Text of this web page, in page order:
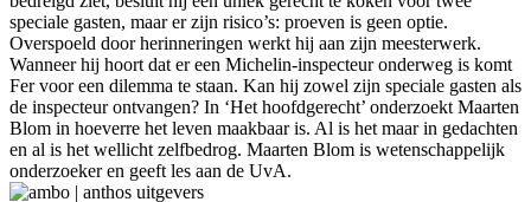
speciale gasten, maar er zijn risico’s: proeven is geen optie.
Overspoeld door herinneringen werkt hij aan zijn meesterwerk.
Wanneer hij hoort dat er een Michelin-inspecteur onderweg is komt
Fer voor een dilemma te staan. Kan hij zowel zijn speciale gasten als
de inspecteur ontvangen? In ‘Het hoofdgerecht’ onderzoekt Maarten
Blom in hoeverre het leven maakbaar is. Al is het maar in gedachten
en al is het wellicht zelfbedrog. Maarten Blom is wetenschappelijk
onderzoeker en geeft les aan de UvA.